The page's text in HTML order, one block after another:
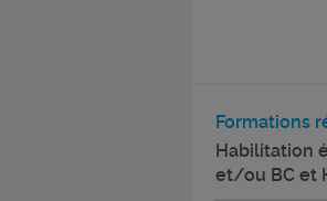
Formations
Habilitation
et/ou BC et